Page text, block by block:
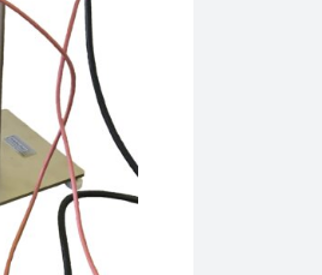
અલ્ટ્રાસોનિક તમાકુ નિષ્કર્ષણ